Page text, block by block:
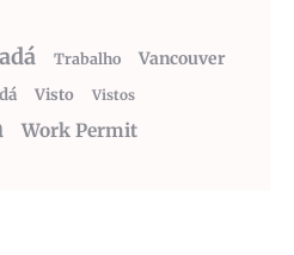
Trabalho Vancouver
Visto Vistos
Work Permit